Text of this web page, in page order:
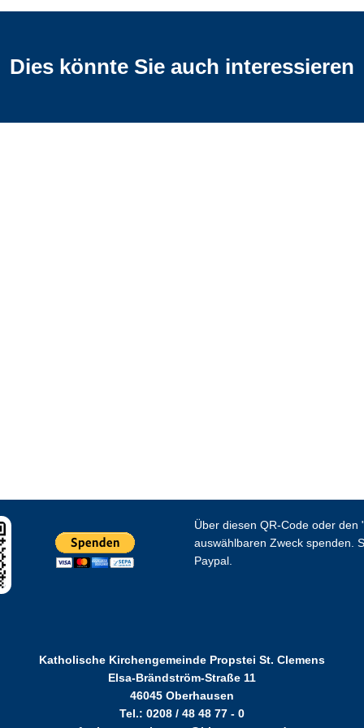
Dies könnte Sie auch interessieren
Über diesen QR-Code oder den
auswählbaren Zweck spenden.
Paypal.
Katholische Kirchengemeinde Propstei St. Clemens
Elsa-Brändström-Straße 11
46045 Oberhausen
Tel.: 0208 / 48 48 77 - 0